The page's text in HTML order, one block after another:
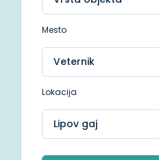
Mesto
Lokacija
Lipov gaj